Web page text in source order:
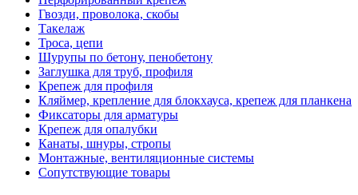
Гвозди, проволока, скобы
Такелаж
Троса, цепи
Шурупы по бетону, пенобетону
Заглушка для труб, профиля
Крепеж для профиля
Кляймер, крепление для блокхауса, крепеж для планкена
Фиксаторы для арматуры
Крепеж для опалубки
Канаты, шнуры, стропы
Монтажные, вентиляционные системы
Сопутствующие товары